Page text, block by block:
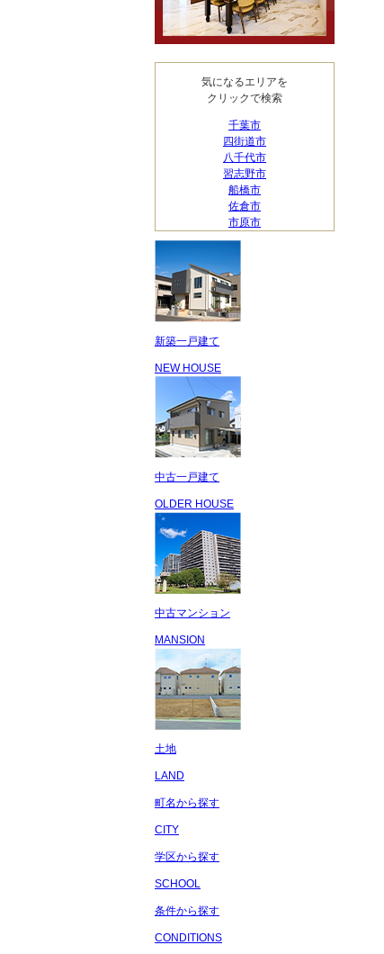
気になるエリアを
クリックで検索
千葉市
四街道市
八千代市
習志野市
船橋市
佐倉市
市原市
新築一戸建て
NEW HOUSE
中古一戸建て
OLDER HOUSE
中古マンション
MANSION
土地
LAND
町名から探す
CITY
学区から探す
SCHOOL
条件から探す
CONDITIONS